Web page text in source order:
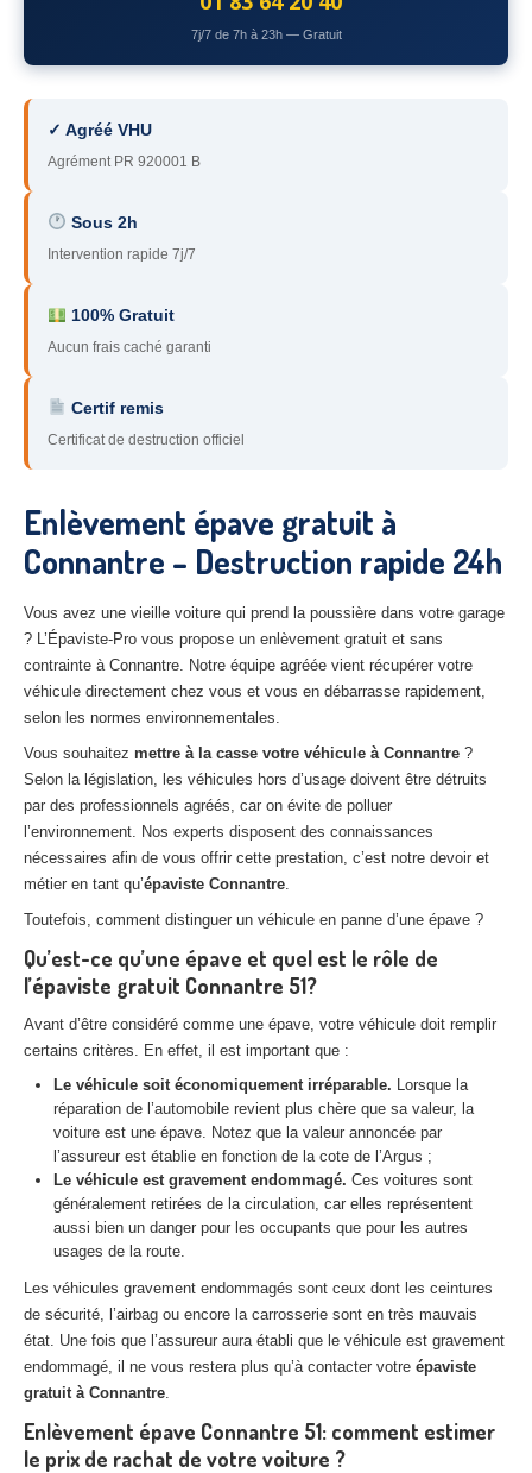
– Yvelines
92– Hauts-de-Seine
93 – Seine-Saint-Denis
94– Val-de-Marne
95 – Val d’Oise
– Essonne
89 – Yonne
51 – Marne
– Eure-et-Loir
27– Eure
– Aube
02– Aisne
Tousles secteurs
CENTREVHU AGRÉE
Centreagréé VHU Paris 75 : casse auto avec destruction
Centre agréé VHU 77 : casse auto avec destruction
Centre agréé VHU 78 : casse auto avec destruction
Centreagréé VHU 92 : casse auto avec destruction
Centreagréé VHU 93 : casse auto avec destruction
Centreagréé VHU 94 : casse auto avec destruction
Centreagréé VHU 95 : casse auto avec destruction
DOCUMENTSÀ JOINDRE
RACHATVÉHICULES
CONTACT
01 83 64 20 40
7j/7 de 7h à 23h — Gratuit
✓ Agréé VHU
Agrément PR 920001 B
Sous 2h
Intervention rapide 7j/7
100% Gratuit
Aucun frais caché garanti
Certif remis
Certificat de destruction officiel
Enlèvement épave gratuit à
Connantre – Destruction rapide 24h
Vous avez une vieille voiture qui prend la poussière dans votre garage
? L’Épaviste-Pro vous propose un enlèvement gratuit et sans
contrainte à Connantre. Notre équipe agréée vient récupérer votre
véhicule directement chez vous et vous en débarrasse rapidement,
selon les normes environnementales.
Vous souhaitez mettre à la casse votre véhicule à Connantre ?
Selon la législation, les véhicules hors d’usage doivent être détruits
par des professionnels agréés, car on évite de polluer
l’environnement. Nos experts disposent des connaissances
nécessaires afin de vous offrir cette prestation, c’est notre devoir et
métier en tant qu’épaviste Connantre.
Toutefois, comment distinguer un véhicule en panne d’une épave ?
Qu’est-ce qu’une épave et quel est le rôle de
l’épaviste gratuit Connantre 51?
Avant d’être considéré comme une épave, votre véhicule doit remplir
certains critères. En effet, il est important que :
Le véhicule soit économiquement irréparable. Lorsque la
réparation de l’automobile revient plus chère que sa valeur, la
voiture est une épave. Notez que la valeur annoncée par
l’assureur est établie en fonction de la cote de l’Argus ;
Le véhicule est gravement endommagé. Ces voitures sont
généralement retirées de la circulation, car elles représentent
aussi bien un danger pour les occupants que pour les autres
usages de la route.
Les véhicules gravement endommagés sont ceux dont les ceintures
de sécurité, l’airbag ou encore la carrosserie sont en très mauvais
état. Une fois que l’assureur aura établi que le véhicule est gravement
endommagé, il ne vous restera plus qu’à contacter votre épaviste
gratuit à Connantre.
Enlèvement épave Connantre 51: comment estimer
le prix de rachat de votre voiture ?